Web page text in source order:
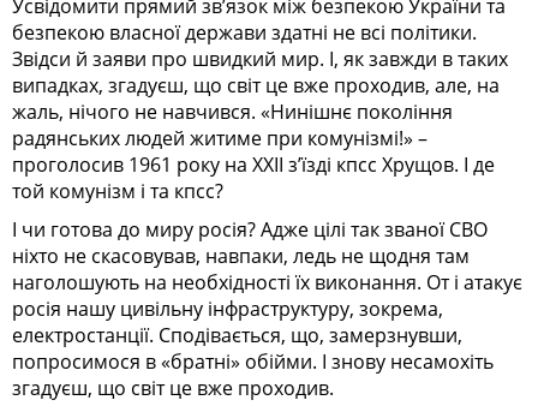
Усвідомити прямий зв’язок між безпекою України та
безпекою власної держави здатні не всі політики.
Звідси й заяви про швидкий мир. І, як завжди в таких
випадках, згадуєш, що світ це вже проходив, але, на
жаль, нічого не навчився. «Нинішнє покоління
радянських людей житиме при комунізмі!» –
проголосив 1961 року на ХХІІ з’їзді кпсс Хрущов. І де
той комунізм і та кпсс?
І чи готова до миру росія? Адже цілі так званої СВО
ніхто не скасовував, навпаки, ледь не щодня там
наголошують на необхідності їх виконання. От і атакує
росія нашу цивільну інфраструктуру, зокрема,
електростанції. Сподівається, що, замерзнувши,
попросимося в «братні» обійми. І знову несамохіть
згадуєш, що світ це вже проходив.